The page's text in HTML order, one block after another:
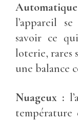
l’appareil
savoir ce
loterie, rares
une balance
Nuageux :